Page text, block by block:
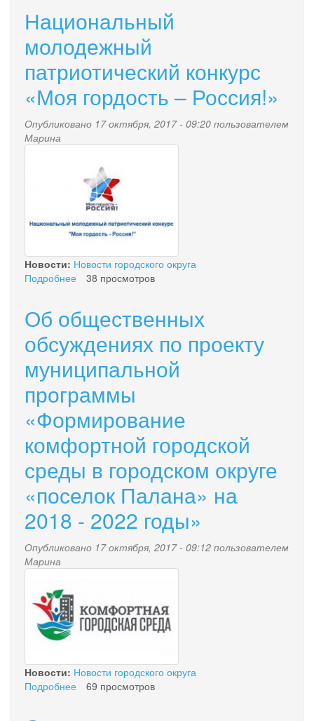
Палана!
Национальный
молодежный
патриотический конкурс
«Моя гордость – Россия!»
Опубликовано 17 октября, 2017 - 09:20 пользователем
Марина
Новости: Новости городского округа
Подробнее
патриотический
конкурс
«Моя
–
Россия!»
38 просмотров
Об общественных
обсуждениях по проекту
муниципальной
программы
«Формирование
комфортной городской
среды в городском округе
«поселок Палана» на
2018 - 2022 годы»
Опубликовано 17 октября, 2017 - 09:12 пользователем
Марина
zhzhzhzh.jpg
Новости: Новости городского округа
Подробнее
69 просмотров